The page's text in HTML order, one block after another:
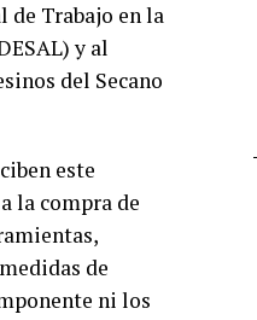
de Trabajo en la
y al
del Secano
este
la compra de
de
ni los